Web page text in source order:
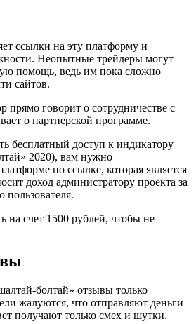
ссылки на эту платформу и
Неопытные трейдеры могут
помощь, ведь им пока сложно
сайтов.
прямо говорит о сотрудничестве с
о партнерской программе.
бесплатный доступ к индикатору
2020), вам нужно
по ссылке, которая является
доход администратору проекта за
пользователя.
на счет 1500 рублей, чтобы не
болтай» отзывы только
жалуются, что отправляют деньги
получают только смех и шутки.